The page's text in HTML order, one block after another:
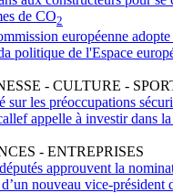
de CO2
européenne
politique de l'Espace
- CULTURE -
sur les préoccupations
appelle à investir dans
- ENTREPRISES
approuvent la
nouveau vice-président